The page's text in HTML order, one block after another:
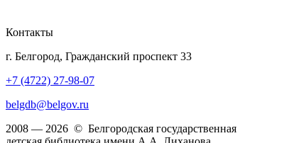
Контакты
г. Белгород, Гражданский проспект 33
+7 (4722) 27-98-07
belgdb@belgov.ru
2008 — 2026 © Белгородская государственная